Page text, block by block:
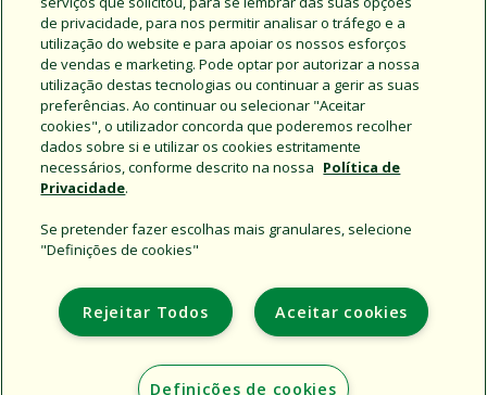
Comparação de modelos
PPC-200X:Cortador de tubo
Institucional
Additional Sites
Copyright © 2026 Rain Bird Corporation. All rights reserved.
de privacidade, para nos permitir analisar o tráfego e a
utilização do website e para apoiar os nossos esforços
de vendas e marketing. Pode optar por autorizar a nossa
utilização destas tecnologias ou continuar a gerir as suas
preferências. Ao continuar ou selecionar "Aceitar
cookies", o utilizador concorda que poderemos recolher
dados sobre si e utilizar os cookies estritamente
necessários, conforme descrito na nossa Política de
Privacidade.
Se pretender fazer escolhas mais granulares, selecione
"Definições de cookies"
Aceitar cookies
Rejeitar Todos
Definições de cookies